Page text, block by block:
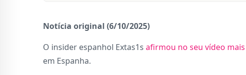
Notícia original (6/10/2025)
O insider espanhol Extas1s afirmou no seu vídeo
em Espanha.